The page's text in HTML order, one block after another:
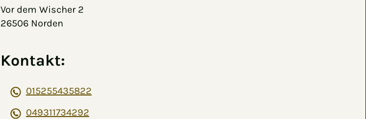
Vor dem Wischer 2
26506 Norden
Kontakt:
015255435822
049311734292